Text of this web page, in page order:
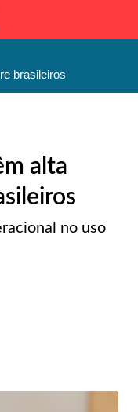
brasileiros
alta
no uso